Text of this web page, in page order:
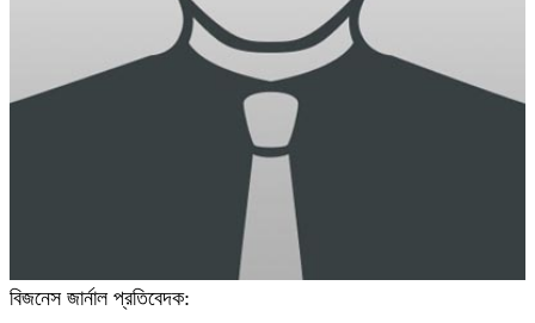
বিজনেস জার্নাল প্রতিবেদক: